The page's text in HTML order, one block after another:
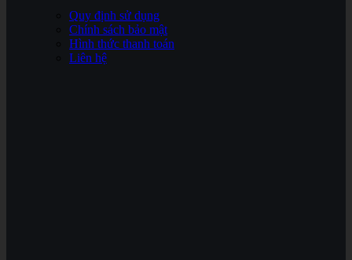
Quy định sử dụng
Chính sách bảo mật
Hình thức thanh toán
Liên hệ